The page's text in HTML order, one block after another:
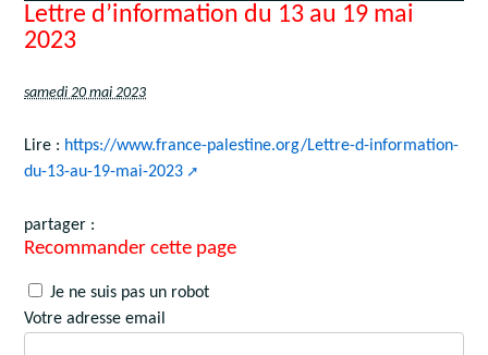
Lettre d’information du 13 au 19 mai
2023
samedi 20 mai 2023
Lire : https://www.france-palestine.org/Lettre-d-information-
du-13-au-19-mai-2023
partager :
Recommander cette page
Je ne suis pas un robot
Votre adresse email